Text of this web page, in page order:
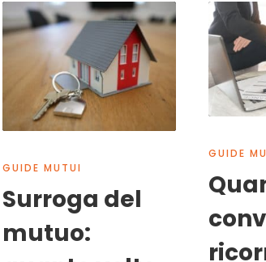
GUIDE MUTUI
Surroga del
mutuo:
GUIDE